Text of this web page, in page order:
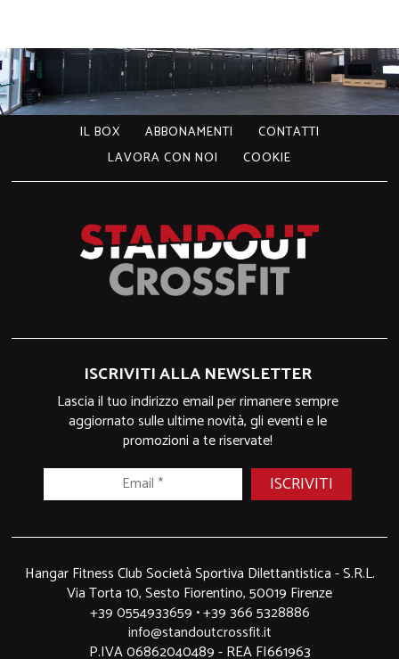
IL BOX ABBONAMENTI
CONTATTI
LAVORA CON NOI
COOKIE
ISCRIVITI ALLA NEWSLETTER
Lascia il tuo indirizzo email per rimanere sempre
aggiornato sulle ultime novità, gli eventi e le
promozioni a te riservate!
Hangar Fitness Club Società Sportiva Dilettantistica - S.R.L.
Via Torta 10, Sesto Fiorentino, 50019 Firenze
+39 0554933659 •+39 366 5328886
info@standoutcrossfit.it
P.IVA 06862040489 - REA FI661963